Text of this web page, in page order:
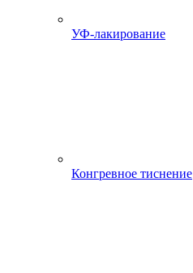
УФ-лакирование
Конгревное тиснение